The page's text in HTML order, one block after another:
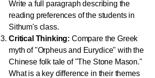
Write a full paragraph describing the
reading preferences of the students in
Sithum's class.
Critical Thinking: Compare the Greek
myth of "Orpheus and Eurydice" with the
Chinese folk tale of "The Stone Mason."
What is a key difference in their themes